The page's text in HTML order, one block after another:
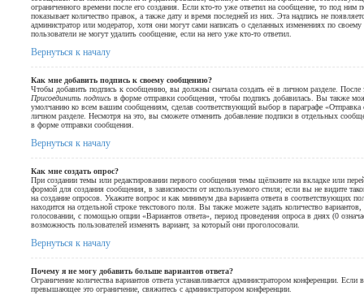
ограниченного времени после его создания. Если кто-то уже ответил на сообщение, то под ним
показывает количество правок, а также дату и время последней из них. Эта надпись не
администратор или модератор, хотя они могут сами написать о сделанных изменениях по
пользователи не могут удалить сообщение, если на него уже кто-то ответил.
Вернуться к началу
Как мне добавить подпись к своему сообщению?
Чтобы добавить подпись к сообщению, вы должны сначала создать её в личном разделе.
Присоединить подпись в форме отправки сообщения, чтобы подпись добавилась. Вы также
умолчанию ко всем вашим сообщениям, сделав соответствующий выбор в параграфе
личном разделе. Несмотря на это, вы сможете отменить добавление подписи в отдельных
в форме отправки сообщения.
Вернуться к началу
Как мне создать опрос?
При создании темы или редактировании первого сообщения темы щёлкните на вкладке или
формой для создания сообщения, в зависимости от используемого стиля; если вы не видите
на создание опросов. Укажите вопрос и как минимум два варианта ответа в соответствующих
находится на отдельной строке текстового поля. Вы также можете задать количество
голосовании, с помощью опции «Вариантов ответа», период проведения опроса в днях (0
возможность пользователей изменять вариант, за который они проголосовали.
Вернуться к началу
Почему я не могу добавить больше вариантов ответа?
Ограничение количества вариантов ответа устанавливается администратором конференции.
превышающее это ограничение, свяжитесь с администратором конференции.